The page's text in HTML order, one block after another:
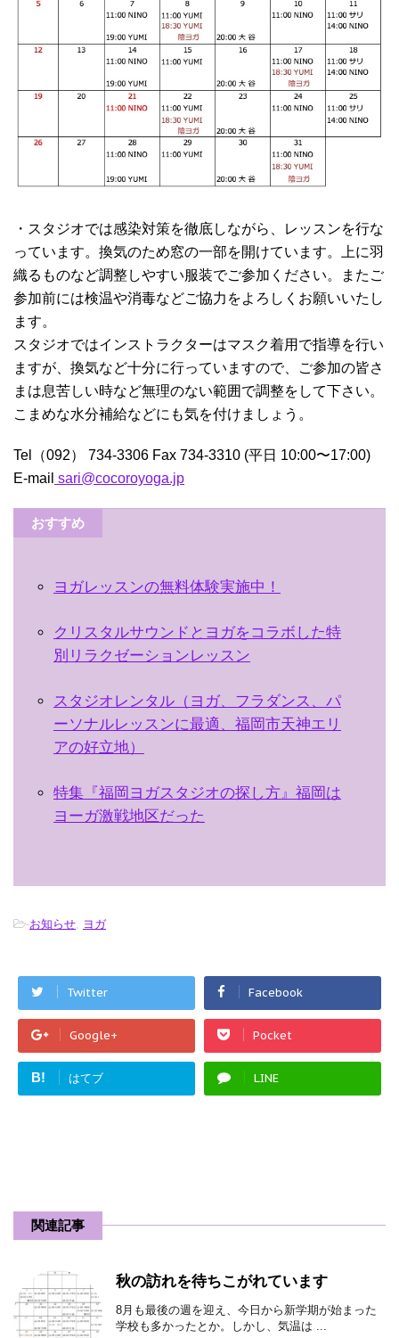
・スタジオでは感染対策を徹底しながら、レッスンを行な
っています。換気のため窓の一部を開けています。上に羽
織るものなど調整しやすい服装でご参加ください。またご
参加前には検温や消毒などご協力をよろしくお願いいたし
ます。
スタジオではインストラクターはマスク着用で指導を行い
ますが、換気など十分に行っていますので、ご参加の皆さ
まは息苦しい時など無理のない範囲で調整をして下さい。
こまめな水分補給などにも気を付けましょう。
Tel（092） 734-3306 Fax 734-3310 (平日 10:00〜17:00)
E-mail sari@cocoroyoga.jp
おすすめ
ヨガレッスンの無料体験実施中！
クリスタルサウンドとヨガをコラボした特
別リラクゼーションレッスン
スタジオレンタル（ヨガ、フラダンス、パ
ーソナルレッスンに最適、福岡市天神エリ
アの好立地）
特集『福岡ヨガスタジオの探し方』福岡は
ヨーガ激戦地区だった
-お知らせ ヨガ
Twitter Facebook
Google+ Pocket
B! はてブ LINE
関連記事
秋の訪れを待ちこがれています
8月も最後の週を迎え、今日から新学期が始まった
学校も多かったとか。しかし、気温は ...